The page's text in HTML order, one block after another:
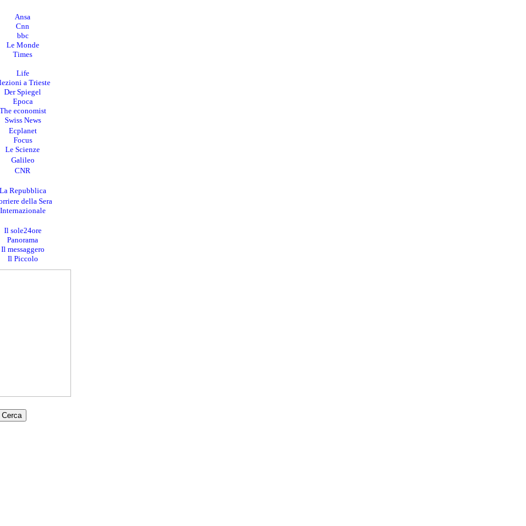
Ansa
Cnn
bbc
Le Monde
Times
Life
a Trieste
Der Spiegel
Epoca
economist
Swiss News
Ecplanet
Focus
Le Scienze
Galileo
CNR
Repubblica
della Sera
Internazionale
Il sole24ore
Panorama
Il messaggero
Il Piccolo